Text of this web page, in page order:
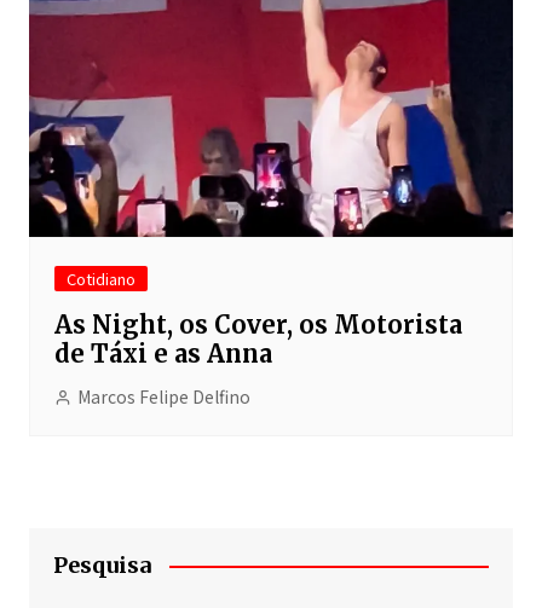
Cotidiano
As Night, os Cover, os Motorista
de Táxi e as Anna
Marcos Felipe Delfino
Pesquisa